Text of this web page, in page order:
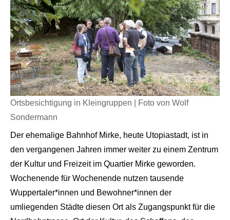
Ortsbesichtigung in Kleingruppen | Foto von Wolf
Sondermann
Der ehemalige Bahnhof Mirke, heute Utopiastadt, ist in
den vergangenen Jahren immer weiter zu einem Zentrum
der Kultur und Freizeit im Quartier Mirke geworden.
Wochenende für Wochenende nutzen tausende
Wuppertaler*innen und Bewohner*innen der
umliegenden Städte diesen Ort als Zugangspunkt für die